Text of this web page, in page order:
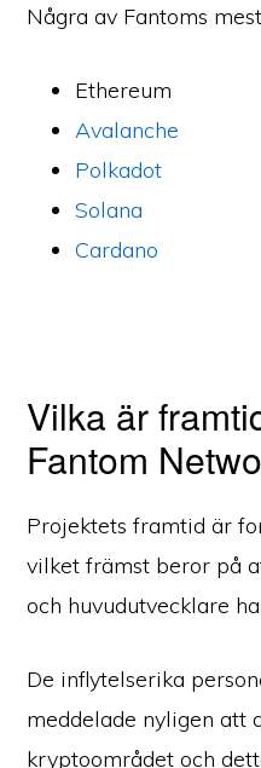
Några av Fantoms
Ethereum
Avalanche
Polkadot
Solana
Cardano
Vilka är
Fantom
Projektets framtid är
vilket främst beror på
och huvudutvecklare
De inflytelserika
meddelade nyligen att
kryptoområdet och